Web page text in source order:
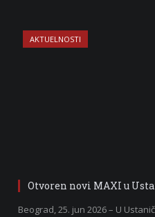
AKTUELNOSTI
Otvoren novi MAXI u
Beograd, 25. jun 2026 – U